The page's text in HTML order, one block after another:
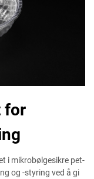
for
i mikrobølgesikre pet-
og -styring ved å gi